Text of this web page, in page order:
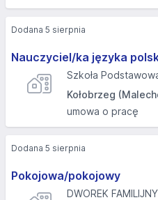
Nauczyciel/ka języka
Szkoła
Kołobrzeg
umowa o pracę
Dodana 5 sierpnia
Pokojowa/pokojowy
DWOREK
Dodana 5 sierpnia